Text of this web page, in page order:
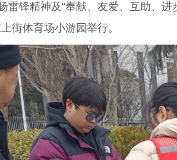
锋精神及“奉献、友爱、互助、进
街体育场小游园举行。